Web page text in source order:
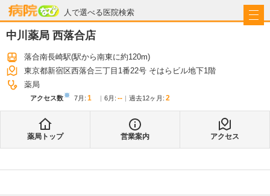
人で選べる医院検索
病院なび
中川薬局 西落合店
落合南長崎駅(駅から南東に約120m)
東京都新宿区西落合三丁目1番22号 そはらビル地下1階
薬局
アクセス数※ 7月 : 1 6月 : -- 過去12ヶ月: 2
薬局トップ 営業案内 アクセス